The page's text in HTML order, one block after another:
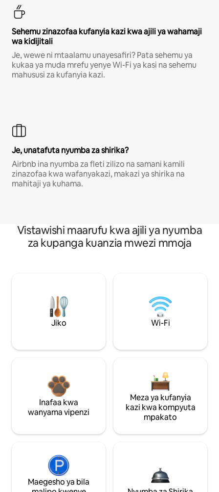
Sehemu zinazofaa kufanyia kazi kwa ajili ya wahamaji
wa kidijitali
Je, wewe ni mtaalamu unayesafiri? Pata sehemu ya
kukaa ya muda mrefu yenye Wi-Fi ya kasi na sehemu
mahususi za kufanyia kazi.
Je, unatafuta nyumba za shirika?
Airbnb ina nyumba za fleti zilizo na samani kamili
zinazofaa kwa wafanyakazi, makazi ya shirika na
mahitaji ya kuhama.
Vistawishi maarufu kwa ajili ya nyumba
za kupanga kuanzia mwezi mmoja
Jiko Wi-Fi
Inafaa kwa
wanyama vipenzi
Meza ya kufanyia
kazi kwa kompyuta
mpakato
Maegesho ya bila